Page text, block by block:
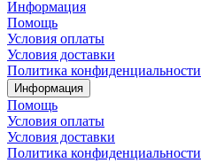
Информация
Помощь
Условия оплаты
Условия доставки
Политика конфиденциальности
Информация
Помощь
Условия оплаты
Условия доставки
Политика конфиденциальности